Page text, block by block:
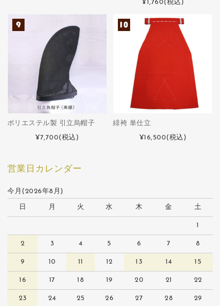
¥1,760(税込)
ポリエステル製 引立烏帽子
¥7,700(税込)
緋袴 単仕立
¥16,500(税込)
営業日カレンダー
今月(2026年8月)
日 月 火 水 木 金 土
1
2 3 4 5 6 7 8
9 10 11 12 13 14 15
16 17 18 19 20 21 22
23 24 25 26 27 28 29